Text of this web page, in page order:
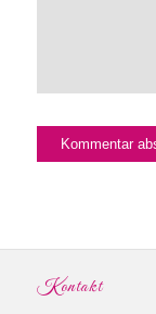
Kontakt